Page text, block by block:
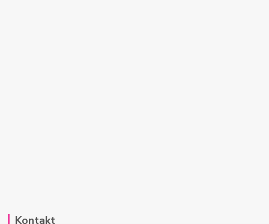
Kontakt